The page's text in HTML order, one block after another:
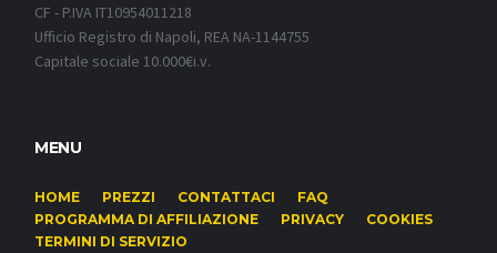
CF - P.IVA IT10954011218
Ufficio Registro di Napoli, REA NA-1144755
Capitale sociale 10.000€i.v.
MENU
HOME PREZZI CONTATTACI
FAQ
PROGRAMMA DI AFFILIAZIONE
PRIVACY
COOKIES
TERMINI DI SERVIZIO